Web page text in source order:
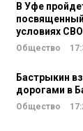
В Уфе
условиях СВО
Общество
Бастрыкин
дорогами в
Общество